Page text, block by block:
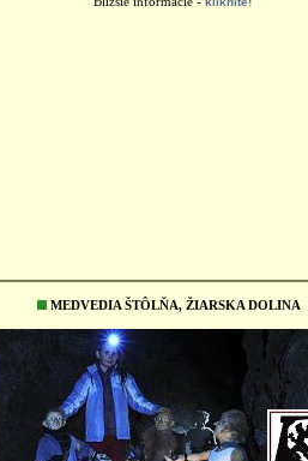
MÚZEUM MEDI, ŠPANIA DOLINA
Bližšie informácie -kliknite!